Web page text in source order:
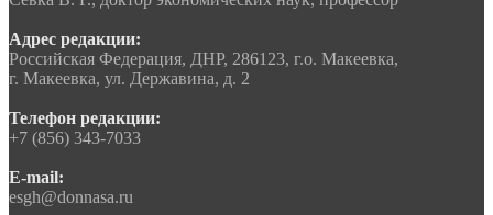
Адрес редакции:
Российская Федерация, ДНР, 286123, г.о. Макеевка,
г. Макеевка, ул. Державина, д. 2
Телефон редакции:
+7 (856) 343-7033
E-mail:
esgh@donnasa.ru